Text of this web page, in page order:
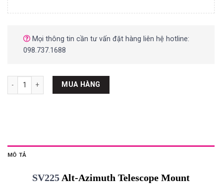
Mọi thông tin cần tư vấn đặt hàng liên hệ hotline:
098.737.1688
SV225 Alt-Azimuth Telescope Mount số lượng
MUA HÀNG
MÔ TẢ
SV225 Alt-Azimuth Telescope Mount